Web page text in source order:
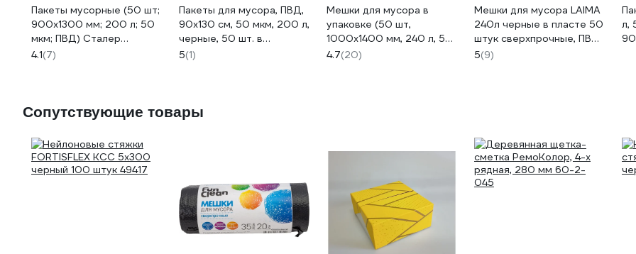
Пакеты мусорные (50 шт;
900х1300 мм; 200 л; 50
мкм; ПВД) Сталер
90130/68
4.1(7)
Пакеты для мусора, ПВД,
90x130 см, 50 мкм, 200 л,
черные, 50 шт. в
упаковке Optiline 23-
5(1)
Мешки для мусора в
упаковке (50 шт,
1000х1400 мм, 240 л, 50
мкм, ПВД, черные) Luscan
4.7(20)
Мешки для мусора LAIMA
240л черные в пласте 50
штук сверхпрочные, ПВД
80 мкм, 90x120см
5(9)
л,
Сопутствующие товары